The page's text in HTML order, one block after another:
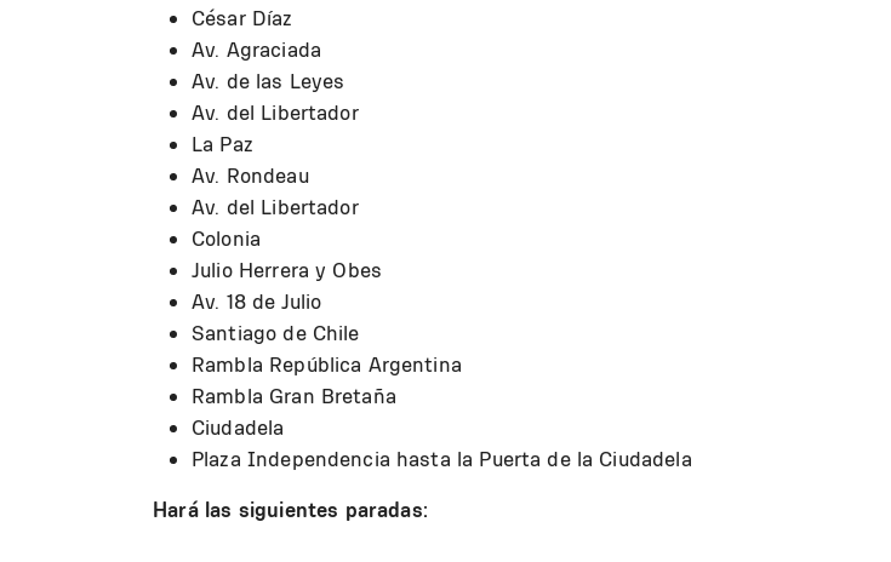
César Díaz
Av. Agraciada
Av. de las Leyes
Av. del Libertador
La Paz
Av. Rondeau
Av. del Libertador
Colonia
Julio Herrera y Obes
Av. 18 de Julio
Santiago de Chile
Rambla República Argentina
Rambla Gran Bretaña
Ciudadela
Plaza Independencia hasta la Puerta de la Ciudadela
Hará las siguientes paradas: